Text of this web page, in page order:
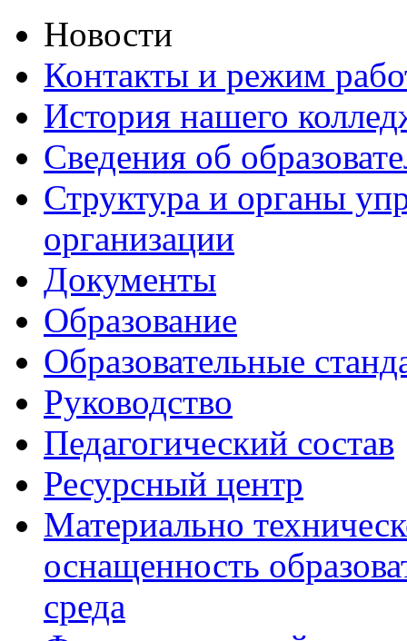
Новости
Контакты и режим
История нашего
Сведения об
Структура и органы
организации
Документы
Образование
Образовательные
Руководство
Педагогический состав
Ресурсный центр
Материально
оснащенность
среда